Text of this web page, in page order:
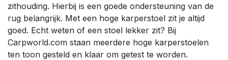
zithouding. Hierbij is een goede ondersteuning van de
rug belangrijk. Met een hoge karperstoel zit je altijd
goed. Echt weten of een stoel lekker zit? Bij
Carpworld.com staan meerdere hoge karperstoelen
ten toon gesteld en klaar om getest te worden.